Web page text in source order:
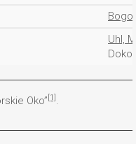
Uhl,
Oko” [1] .